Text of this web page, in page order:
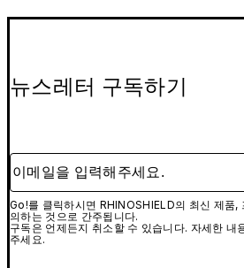
뉴스레터 구독하기
이메일을 입력해주세요.
Go!를 클릭하시면 RHINOSHIELD의 최신 제품,
의하는 것으로 간주됩니다.
구독은 언제든지 취소할 수 있습니다. 자세한 내
주세요.